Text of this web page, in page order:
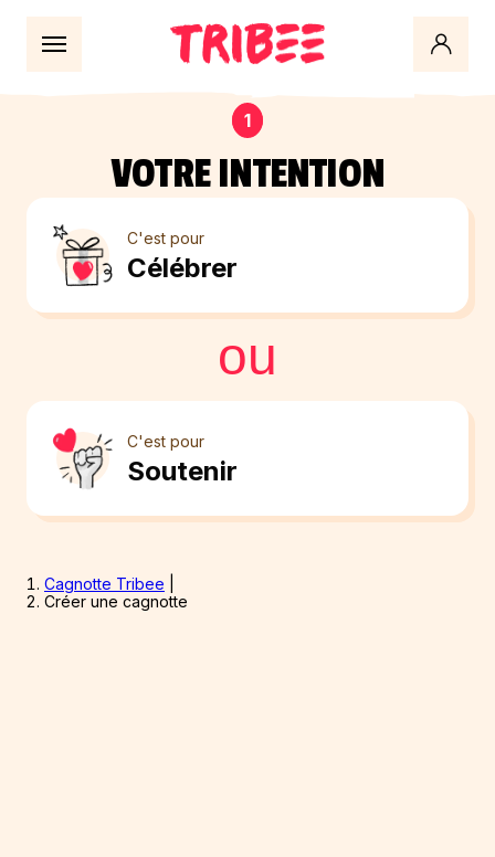
1
Évènement
VOTRE INTENTION
C'est pour
Célébrer
ou
C'est pour
Soutenir
Cagnotte Tribee
Créer une cagnotte